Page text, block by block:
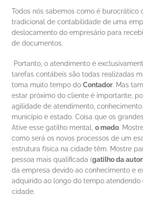
Todos nós sabemos como é burocrático
tradicional de contabilidade de uma
deslocamento do empresário para
de documentos.
tarefas contábeis são todas realizadas
toma muito tempo do Contador. Mas
estar próximo do cliente é importante,
agilidade de atendimento,
município e estado. Coisa que os
Ative esse gatilho mental, o medo.
como será os novos processos de um
estrutura física na cidade têm. Mostre
pessoa mais qualificada (gatilho da
da empresa devido ao conhecimento e
adquirido ao longo do tempo atendendo
cidade.